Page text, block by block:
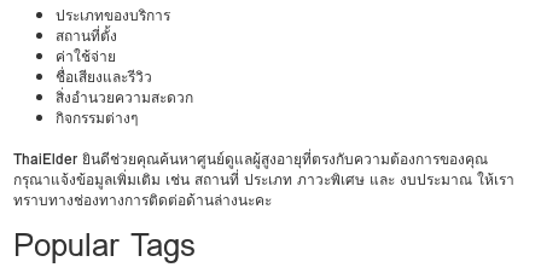
ประเภทของบริการ
สถานที่ตั้ง
ค่าใช้จ่าย
ชื่อเสียงและรีวิว
สิ่งอำนวยความสะดวก
กิจกรรมต่างๆ
ThaiElder ยินดีช่วยคุณค้นหาศูนย์ดูแลผู้สูงอายุที่ตรงกับความต้องการของคุณ
กรุณาแจ้งข้อมูลเพิ่มเติม เช่น สถานที่ ประเภท ภาวะพิเศษ และ งบประมาณ ให้เรา
ทราบทางช่องทางการติดต่อด้านล่างนะคะ
Popular Tags